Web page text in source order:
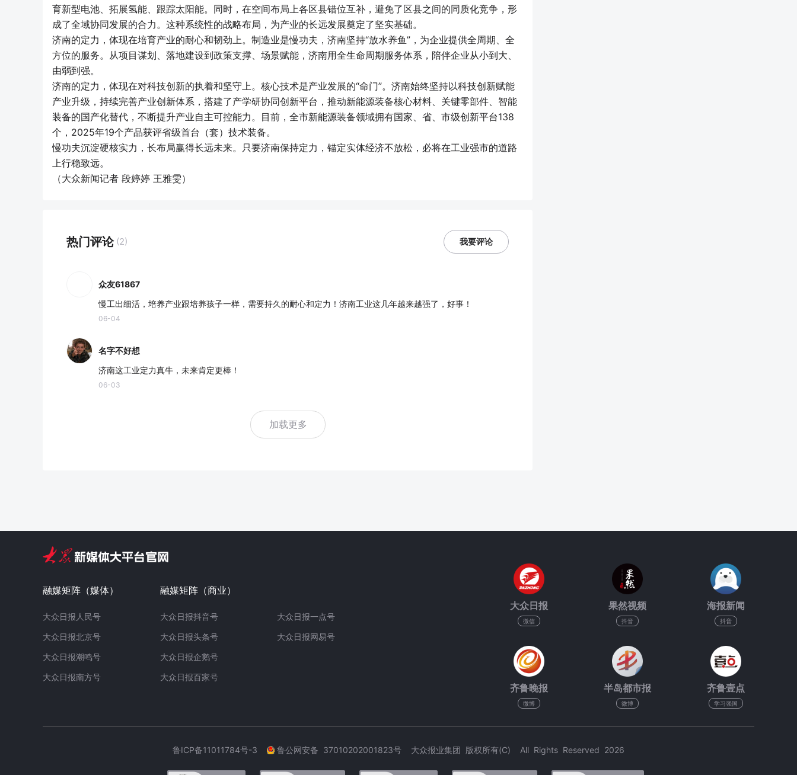
育新型电池、拓展氢能、跟踪太阳能。同时，在空间布局上各区县错位互补，避免了区县之间的同质化竞争，形
成了全域协同发展的合力。这种系统性的战略布局，为产业的长远发展奠定了坚实基础。
济南的定力，体现在培育产业的耐心和韧劲上。制造业是慢功夫，济南坚持“放水养鱼”，为企业提供全周期、全
方位的服务。从项目谋划、落地建设到政策支撑、场景赋能，济南用全生命周期服务体系，陪伴企业从小到大、
由弱到强。
济南的定力，体现在对科技创新的执着和坚守上。核心技术是产业发展的“命门”。济南始终坚持以科技创新赋能
产业升级，持续完善产业创新体系，搭建了产学研协同创新平台，推动新能源装备核心材料、关键零部件、智能
装备的国产化替代，不断提升产业自主可控能力。目前，全市新能源装备领域拥有国家、省、市级创新平台138
个，2025年19个产品获评省级首台（套）技术装备。
慢功夫沉淀硬核实力，长布局赢得长远未来。只要济南保持定力，锚定实体经济不放松，必将在工业强市的道路
上行稳致远。
（大众新闻记者 段婷婷 王雅雯）
热门评论 (2) 我要评论
众友61867
慢工出细活，培养产业跟培养孩子一样，需要持久的耐心和定力！济南工业这几年越来越强了，好事！
06-04
名字不好想
济南这工业定力真牛，未来肯定更棒！
06-03
加载更多
融媒矩阵（媒体）
大众日报人民号
大众日报北京号
大众日报潮鸣号
大众日报南方号
融媒矩阵（商业）
大众日报抖音号
大众日报头条号
大众日报企鹅号
大众日报百家号
大众日报一点号
大众日报网易号
大众日报
微信
果然视频
抖音
海报新闻
抖音
齐鲁晚报
微博
半岛都市报
微博
齐鲁壹点
学习强国
鲁ICP备11011784号-3 鲁公网安备 37010202001823号 大众报业集团 版权所有(C) All Rights Reserved 2026